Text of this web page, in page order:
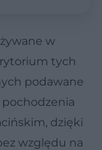
w
tych
podawane
dzięki
względu na